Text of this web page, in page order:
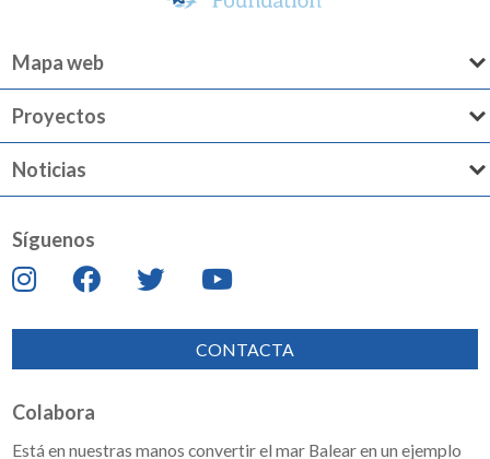
Mapa web
Proyectos
Noticias
Síguenos
CONTACTA
Colabora
Está en nuestras manos convertir el mar Balear en un ejemplo